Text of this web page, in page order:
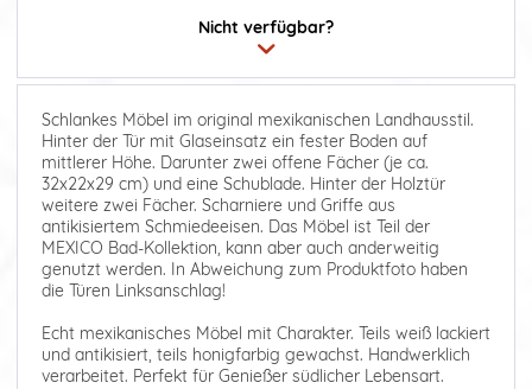
Nicht verfügbar?
Schlankes Möbel im original mexikanischen Landhausstil.
Hinter der Tür mit Glaseinsatz ein fester Boden auf
mittlerer Höhe. Darunter zwei offene Fächer (je ca.
32x22x29 cm) und eine Schublade. Hinter der Holztür
weitere zwei Fächer. Scharniere und Griffe aus
antikisiertem Schmiedeeisen. Das Möbel ist Teil der
MEXICO Bad-Kollektion, kann aber auch anderweitig
genutzt werden. In Abweichung zum Produktfoto haben
die Türen Linksanschlag!
Echt mexikanisches Möbel mit Charakter. Teils weiß lackiert
und antikisiert, teils honigfarbig gewachst. Handwerklich
verarbeitet. Perfekt für Genießer südlicher Lebensart.